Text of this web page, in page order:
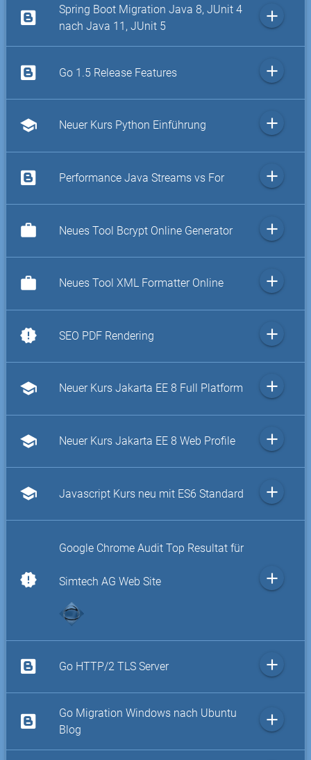
Spring Boot Migration Java 8, JUnit 4
nach Java 11, JUnit 5
add
Go 1.5 Release Features add
school Neuer Kurs Python Einführung add
Performance Java Streams vs For add
work Neues Tool Bcrypt Online Generator add
work Neues Tool XML Formatter Online add
new_releases SEO PDF Rendering add
school Neuer Kurs Jakarta EE 8 Full Platform add
school Neuer Kurs Jakarta EE 8 Web Profile add
school Javascript Kurs neu mit ES6 Standard add
new_releases
Google Chrome Audit Top Resultat für
Simtech AG Web Site add
Go HTTP/2 TLS Server add
Go Migration Windows nach Ubuntu
Blog
add